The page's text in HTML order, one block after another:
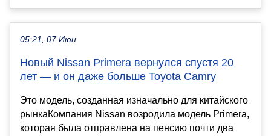
05:21, 07 Июн
Новый Nissan Primera вернулся спустя 20
лет — и он даже больше Toyota Camry
Это модель, созданная изначально для китайского
рынкаКомпания Nissan возродила модель Primera,
которая была отправлена на пенсию почти два